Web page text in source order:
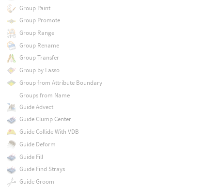
Group Paint
Group Promote
Group Range
Group Rename
Group Transfer
Group by Lasso
Group from Attribute Boundary
Groups from Name
Guide Advect
Guide Clump Center
Guide Collide With VDB
Guide Deform
Guide Fill
Guide Find Strays
Guide Groom